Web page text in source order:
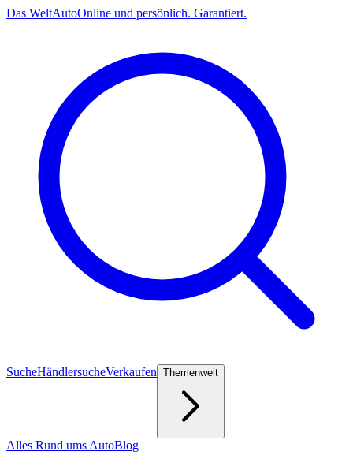
Das WeltAutoOnline und persönlich. Garantiert.
SucheHändlersucheVerkaufen Themenwelt
Alles Rund ums AutoBlog